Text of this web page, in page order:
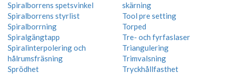
Spiralborrens spetsvinkel
Spiralborrens styrlist
Spiralborrning
Spiralgängtapp
Spiralinterpolering och
hålrumsfräsning
Sprödhet
skärning
Tool pre setting
Torped
Tre- och fyrfaslaser
Triangulering
Trimvalsning
Tryckhållfasthet